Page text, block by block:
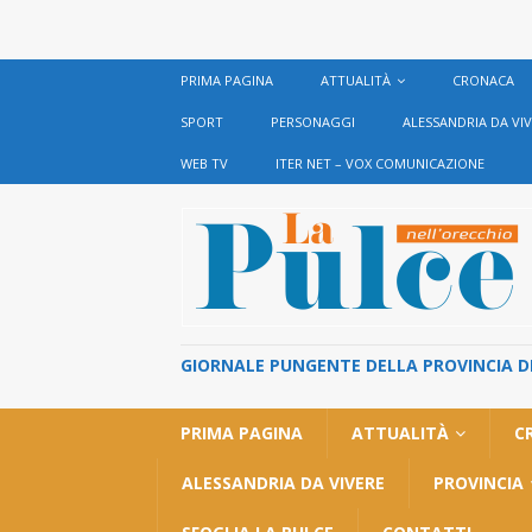
PRIMA PAGINA ATTUALITÀ CRONACA
SPORT PERSONAGGI ALESSANDRIA DA
WEB TV ITER NET – VOX COMUNICAZIONE
GIORNALE PUNGENTE DELLA PROVINCIA
PRIMA PAGINA ATTUALITÀ
ALESSANDRIA DA VIVERE PROVINCIA